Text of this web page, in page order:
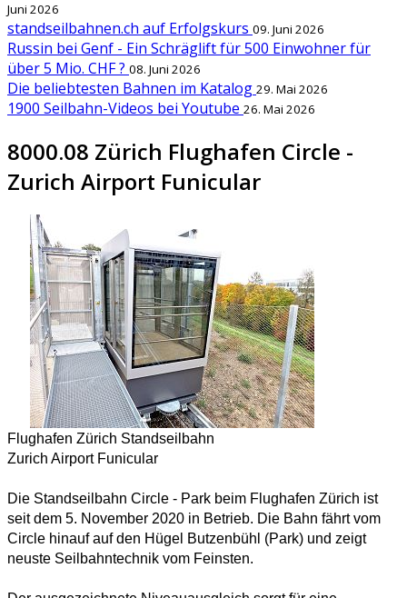
Juni 2026
standseilbahnen.ch auf Erfolgskurs 09. Juni 2026
Russin bei Genf - Ein Schräglift für 500 Einwohner für
über 5 Mio. CHF ? 08. Juni 2026
Die beliebtesten Bahnen im Katalog 29. Mai 2026
1900 Seilbahn-Videos bei Youtube 26. Mai 2026
8000.08 Zürich Flughafen Circle -
Zurich Airport Funicular
Flughafen Zürich Standseilbahn
Zurich Airport Funicular
Die Standseilbahn Circle - Park beim Flughafen Zürich ist
seit dem 5. November 2020 in Betrieb. Die Bahn fährt vom
Circle hinauf auf den Hügel Butzenbühl (Park) und zeigt
neuste Seilbahntechnik vom Feinsten.